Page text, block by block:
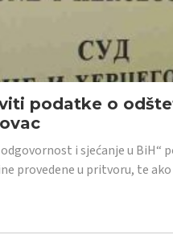
podatke o
i sjećanje u
provedene u pritvoru, te